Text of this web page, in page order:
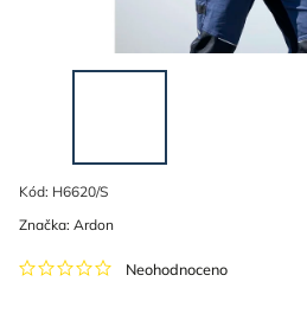
Kód: H6620/S
Neohodnoceno
Značka: Ardon